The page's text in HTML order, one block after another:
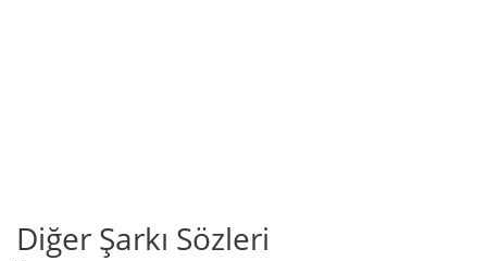
Diğer Şarkı Sözleri